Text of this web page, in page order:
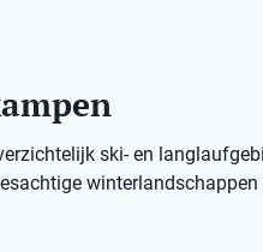
ski- en